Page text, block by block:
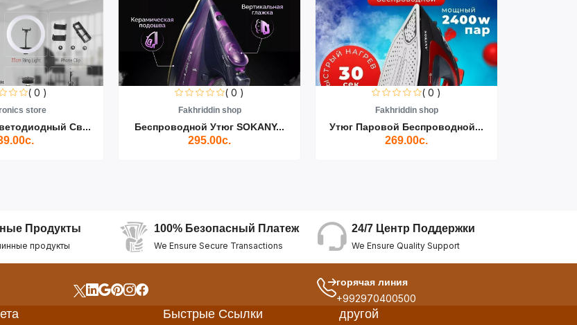
( 0 )
store
Св...
( 0 )
Fakhriddin shop
Беспроводной Утюг SOKANY...
295.00с.
( 0 )
Fakhriddin shop
Утюг Паровой Беспроводной...
269.00с.
Продукты
продукты
100% Безопасный Платеж
We Ensure Secure Transactions
24/7 Центр Поддержки
We Ensure Quality Support
горячая линия
+992970400500
Быстрые Ссылки другой